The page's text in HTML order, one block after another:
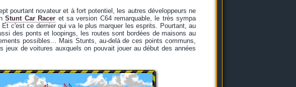
pourtant novateur et à fort potentiel, les autres développeurs ne
Stunt Car Racer et sa version C64 remarquable, le très sympa
c'est ce dernier qui va le plus marquer les esprits. Pourtant, au
des ponts et loopings, les routes sont bordées de maisons au
possibles... Mais Stunts, au-delà de ces points communs,
de voitures auxquels on pouvait jouer au début des années